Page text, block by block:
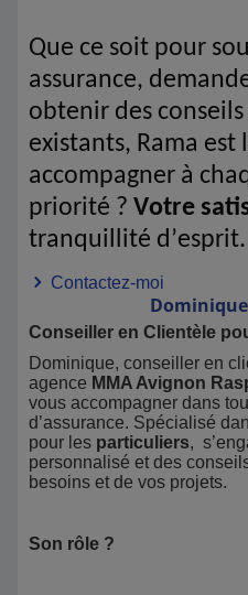
Que ce soit pour
assurance,
obtenir des
existants, Rama est
accompagner à
priorité ? Votre
tranquillité d’esprit.
Contactez-moi
Dominique
Conseiller en Clientèle
Dominique, conseiller en
agence MMA Avignon
vous accompagner dans
d’assurance. Spécialisé
pour les particuliers,
personnalisé et des
besoins et de vos projets.
Son rôle ?